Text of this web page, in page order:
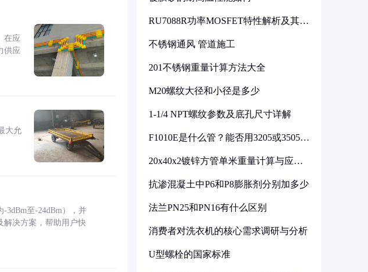
在应
供应
大允
3dBm至-24dBm），并
解决方案，帮助用户快
RU7088R功率MOSFET特性解析及其在
不锈钢通风 管道施工
201不锈钢重量计算方法大全
M20螺纹大径和小径是多少
1-1/4 NPT螺纹参数及底孔尺寸详解
F1010E是什么管？能否用3205或3505代
20x40x2镀锌方管单米重量计算与应用
抗渗混凝土中P6和P8膨胀剂分别加多少
法兰PN25和PN16有什么区别
消费者对洗衣机的核心需求调研与分析
U型螺栓的国家标准